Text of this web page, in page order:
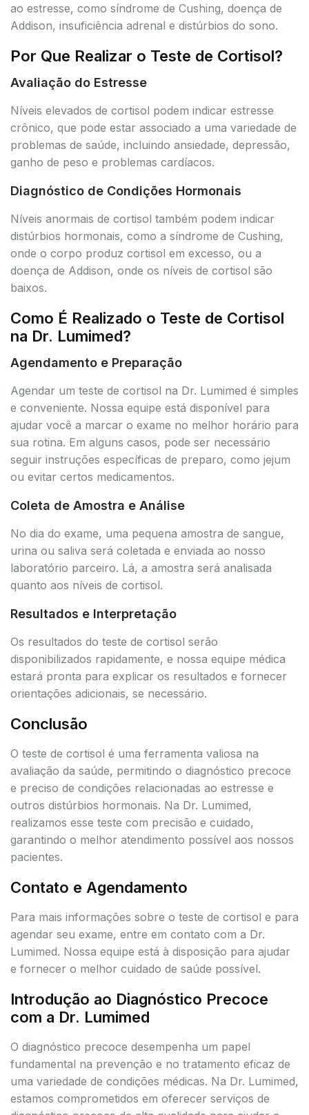
ao estresse, como síndrome de Cushing, doença de
Addison, insuficiência adrenal e distúrbios do sono.
Por Que Realizar o Teste de Cortisol?
Avaliação do Estresse
Níveis elevados de cortisol podem indicar estresse
crônico, que pode estar associado a uma variedade de
problemas de saúde, incluindo ansiedade, depressão,
ganho de peso e problemas cardíacos.
Diagnóstico de Condições Hormonais
Níveis anormais de cortisol também podem indicar
distúrbios hormonais, como a síndrome de Cushing,
onde o corpo produz cortisol em excesso, ou a
doença de Addison, onde os níveis de cortisol são
baixos.
Como É Realizado o Teste de Cortisol
na Dr. Lumimed?
Agendamento e Preparação
Agendar um teste de cortisol na Dr. Lumimed é simples
e conveniente. Nossa equipe está disponível para
ajudar você a marcar o exame no melhor horário para
sua rotina. Em alguns casos, pode ser necessário
seguir instruções específicas de preparo, como jejum
ou evitar certos medicamentos.
Coleta de Amostra e Análise
No dia do exame, uma pequena amostra de sangue,
urina ou saliva será coletada e enviada ao nosso
laboratório parceiro. Lá, a amostra será analisada
quanto aos níveis de cortisol.
Resultados e Interpretação
Os resultados do teste de cortisol serão
disponibilizados rapidamente, e nossa equipe médica
estará pronta para explicar os resultados e fornecer
orientações adicionais, se necessário.
Conclusão
O teste de cortisol é uma ferramenta valiosa na
avaliação da saúde, permitindo o diagnóstico precoce
e preciso de condições relacionadas ao estresse e
outros distúrbios hormonais. Na Dr. Lumimed,
realizamos esse teste com precisão e cuidado,
garantindo o melhor atendimento possível aos nossos
pacientes.
Contato e Agendamento
Para mais informações sobre o teste de cortisol e para
agendar seu exame, entre em contato com a Dr.
Lumimed. Nossa equipe está à disposição para ajudar
e fornecer o melhor cuidado de saúde possível.
Introdução ao Diagnóstico Precoce
com a Dr. Lumimed
O diagnóstico precoce desempenha um papel
fundamental na prevenção e no tratamento eficaz de
uma variedade de condições médicas. Na Dr. Lumimed,
estamos comprometidos em oferecer serviços de